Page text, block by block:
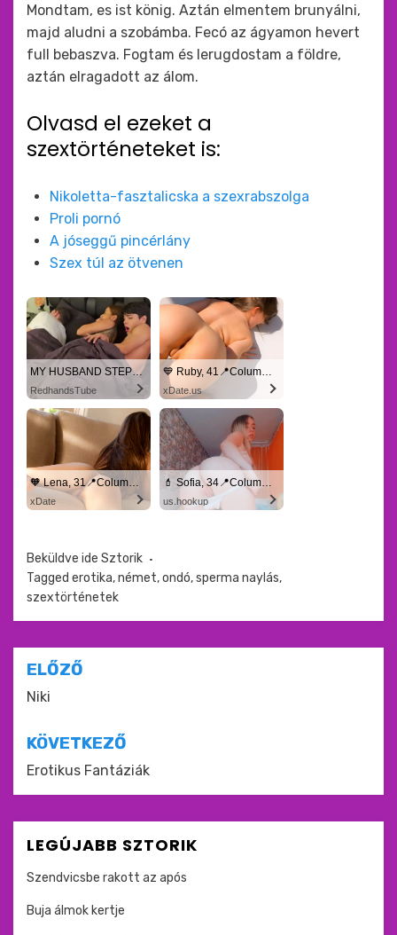
Mondtam, es ist könig. Aztán elmentem brunyálni,
majd aludni a szobámba. Fecó az ágyamon hevert
full bebaszva. Fogtam és lerugdostam a földre,
aztán elragadott az álom.
Olvasd el ezeket a
szextörténeteket is:
Nikoletta-fasztalicska a szexrabszolga
Proli pornó
A jóseggű pincérlány
Szex túl az ötvenen
MY HUSBAND STEPSON MISTAKENLY GIVES ME IN THE ASS
RedhandsTube
💙 Ruby, 41📍Columbus
xDate.us
🧡 Lena, 31📍Columbus
xDate
💄 Sofia, 34📍Columbus
us.hookup
Beküldve ide Sztorik
Tagged erotika,német,ondó,sperma naylás,
szextörténetek
Bejegyzés
navigáció
ELŐZŐ
Niki
KÖVETKEZŐ
Erotikus Fantáziák
LEGÚJABB SZTORIK
Szendvicsbe rakott az após
Buja álmok kertje